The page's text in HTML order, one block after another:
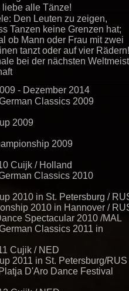
liebe alle Tänze!
Den Leuten zu zeigen,
Tanzen keine Grenzen hat;
ob Mann oder Frau mit zwei
tanzt oder auf vier Rädern!
bei der nächsten
- Dezember 2014
Classics 2009
2009
2009
Cuijk / Holland
Classics 2010
2010 in St. Petersburg /
2010 in Hannover /
Spectacular 2010 /MAL
Classics 2011 in
Cujik / NED
2011 in St. Petersburg/RUS
D'Aro Dance Festival